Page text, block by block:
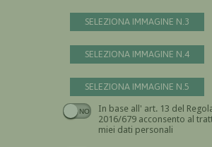
SELEZIONA IMMAGINE N.3
SELEZIONA IMMAGINE N.4
SELEZIONA IMMAGINE N.5
In base all' art. 13 del
2016/679 acconsento al trattamento dei
miei dati personali